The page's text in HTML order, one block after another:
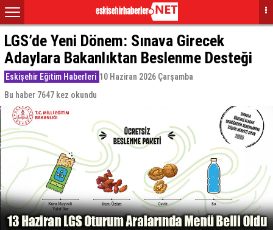
LGS’de Yeni Dönem: Sınava Girecek
Adaylara Bakanlıktan Beslenme Desteği
Eskişehir Eğitim Haberleri 10 Haziran 2026 Çarşamba
Bu haber 7647 kez okundu